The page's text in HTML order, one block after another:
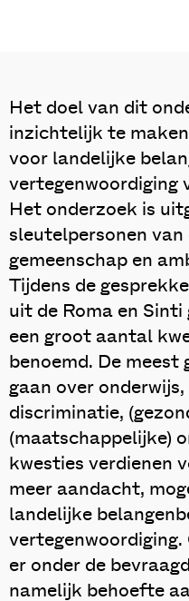
Het doel van dit
inzichtelijk te
voor landelijke
vertegenwoordiging
Het onderzoek is
sleutelpersonen van
gemeenschap en
Tijdens de
uit de Roma en Sinti
een groot aantal
benoemd. De meest
gaan over
discriminatie,
(maatschappelijke)
kwesties verdienen
meer aandacht,
landelijke
vertegenwoordiging.
er onder de
namelijk behoefte